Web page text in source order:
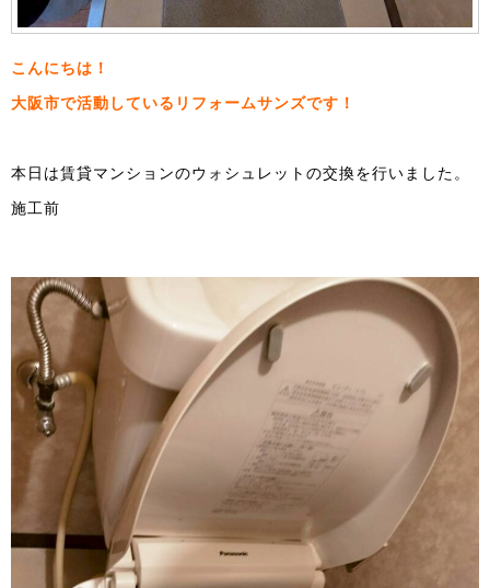
こんにちは！
大阪市で活動しているリフォームサンズです！
本日は賃貸マンションのウォシュレットの交換を行いました。
施工前